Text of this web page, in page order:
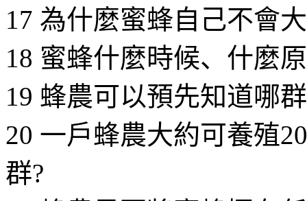
17 為什麼蜜蜂自己不會
18 蜜蜂什麼時候、什麼
19 蜂農可以預先知道哪
20 一戶蜂農大約可養殖
群?